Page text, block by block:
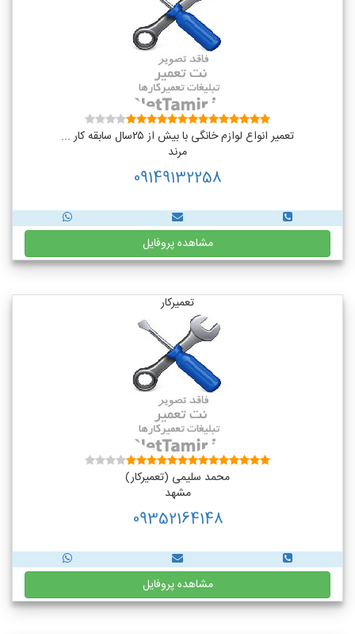
تعمیر انواع لوازم خانگی با بیش از ۲۵سال سابقه کار ...
مرند
09149132258
مشاهده پروفایل
تعمیرکار
محمد سلیمی (تعمیرکار)
مشهد
09352164148
مشاهده پروفایل